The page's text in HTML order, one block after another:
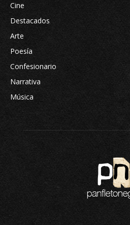
Cine
Destacados
Arte
Poesía
Confesionario
Narrativa
Música